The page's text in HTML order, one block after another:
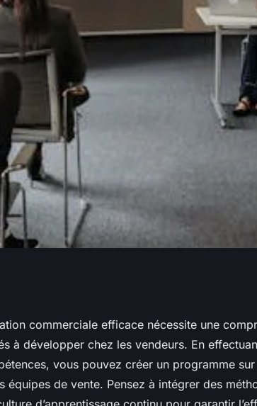
commerciale efficace nécessite une
à développer chez les vendeurs. En
vous pouvez créer un programme
équipes de vente. Pensez à intégrer des